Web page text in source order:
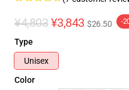
¥4,803 ¥3,843 $26.50 -
Type
Unisex
Color